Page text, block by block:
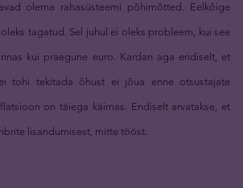
olema rahasüsteemi põhimõtted. Eelkõige
tagatud. Sel juhul ei oleks probleem, kui see
kui praegune euro. Kardan aga endiselt, et
tohi tekitada õhust ei jõua enne otsustajate
on täiega käimas. Endiselt arvatakse, et
lisandumisest, mitte tööst.